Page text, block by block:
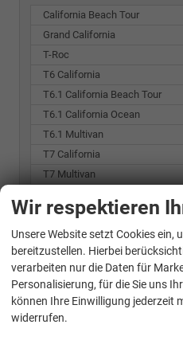
California Beach Tour
Grand California
T-Roc
T6 California
T6.1 California Beach Tour
T6.1 California Ocean
T6.1 Multivan
T7 California
T7 Multivan
Schnellsuche
Marke
alles ausgewählt
Wir respektieren
Unsere Website setzt Cookies ein,
bereitzustellen. Hierbei
verarbeiten nur die Daten für
Personalisierung, für die Sie uns
können Ihre Einwilligung jederzeit
widerrufen.